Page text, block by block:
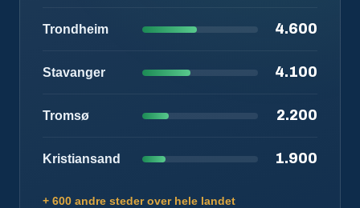
Trondheim 4.600
Stavanger 4.100
Tromsø 2.200
Kristiansand 1.900
+ 600 andre steder over hele landet